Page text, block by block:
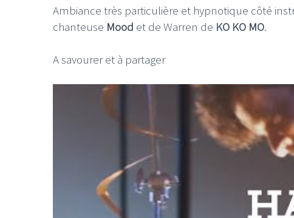
Ambiance très particulière et hypnotique côté
chanteuse Mood et de Warren de KO KO MO.
A savourer et à partager